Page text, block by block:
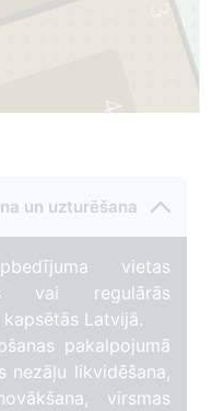
4
un uzturēšana
vietas
vai regulārās
Latvijā.
pakalpojumā
nezāļu likvidēšana,
virsmas